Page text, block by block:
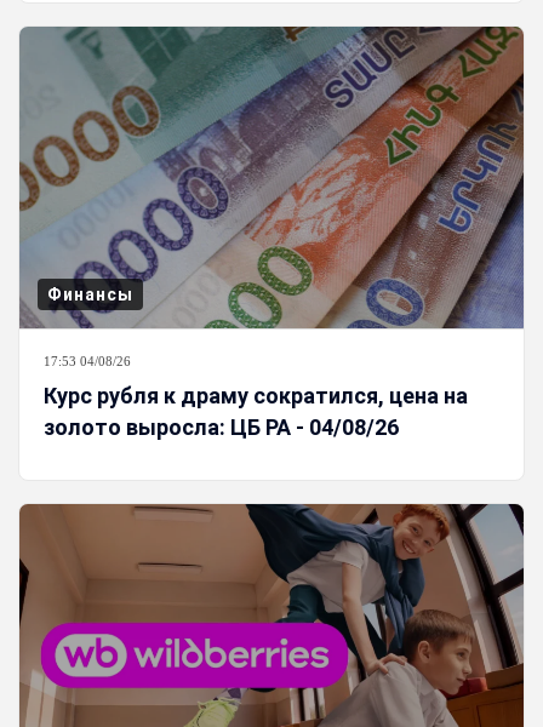
Финансы
17:53 04/08/26
Курс рубля к драму сократился, цена на
золото выросла: ЦБ РА - 04/08/26